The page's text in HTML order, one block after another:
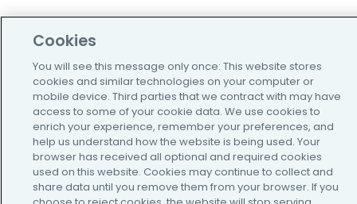
Cookies
You will see this message only once: This website stores
cookies and similar technologies on your computer or
mobile device. Third parties that we contract with may have
access to some of your cookie data. We use cookies to
enrich your experience, remember your preferences, and
help us understand how the website is being used. Your
browser has received all optional and required cookies
used on this website. Cookies may continue to collect and
share data until you remove them from your browser. If you